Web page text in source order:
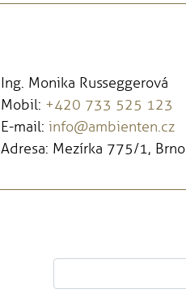
Ing. Monika Russeggerová
Mobil: +420 733 525 123
E-mail: info@ambienten.cz
Adresa: Mezírka 775/1, Brno